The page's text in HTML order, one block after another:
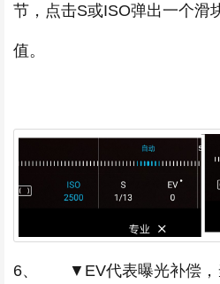
节，点击S或ISO弹出一个滑
值。
6、 ▼EV代表曝光补偿，